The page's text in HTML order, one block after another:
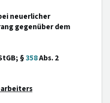
neuerlicher
gegenüber dem
§358Abs. 2